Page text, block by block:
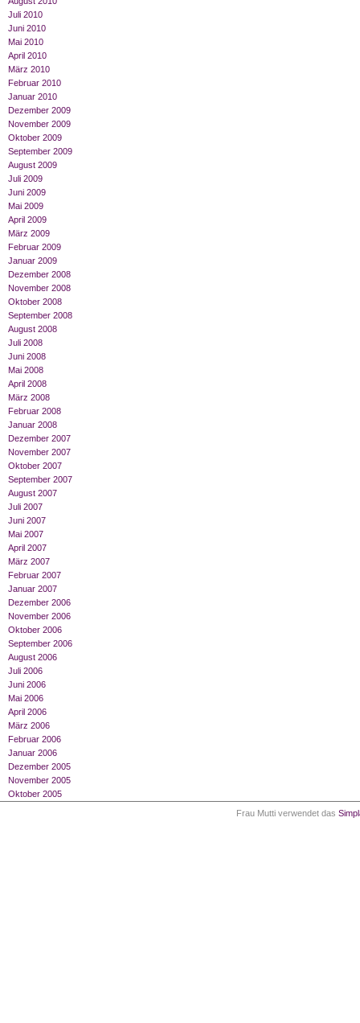
Juli 2010
Juni 2010
Mai 2010
April 2010
März 2010
Februar 2010
Januar 2010
Dezember 2009
November 2009
Oktober 2009
September 2009
August 2009
Juli 2009
Juni 2009
Mai 2009
April 2009
März 2009
Februar 2009
Januar 2009
Dezember 2008
November 2008
Oktober 2008
September 2008
August 2008
Juli 2008
Juni 2008
Mai 2008
April 2008
März 2008
Februar 2008
Januar 2008
Dezember 2007
November 2007
Oktober 2007
September 2007
August 2007
Juli 2007
Juni 2007
Mai 2007
April 2007
März 2007
Februar 2007
Januar 2007
Dezember 2006
November 2006
Oktober 2006
September 2006
August 2006
Juli 2006
Juni 2006
Mai 2006
April 2006
März 2006
Februar 2006
Januar 2006
Dezember 2005
November 2005
Oktober 2005
Frau Mutti verwendet das